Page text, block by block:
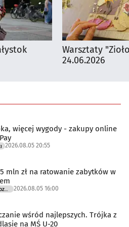
Warsztaty
24.06.2026
więcej wygody - zakupy online
2026.08.05 20:55
mln zł na ratowanie zabytków w
2026.08.05 16:00
wśród najlepszych. Trójka z
na MŚ U-20